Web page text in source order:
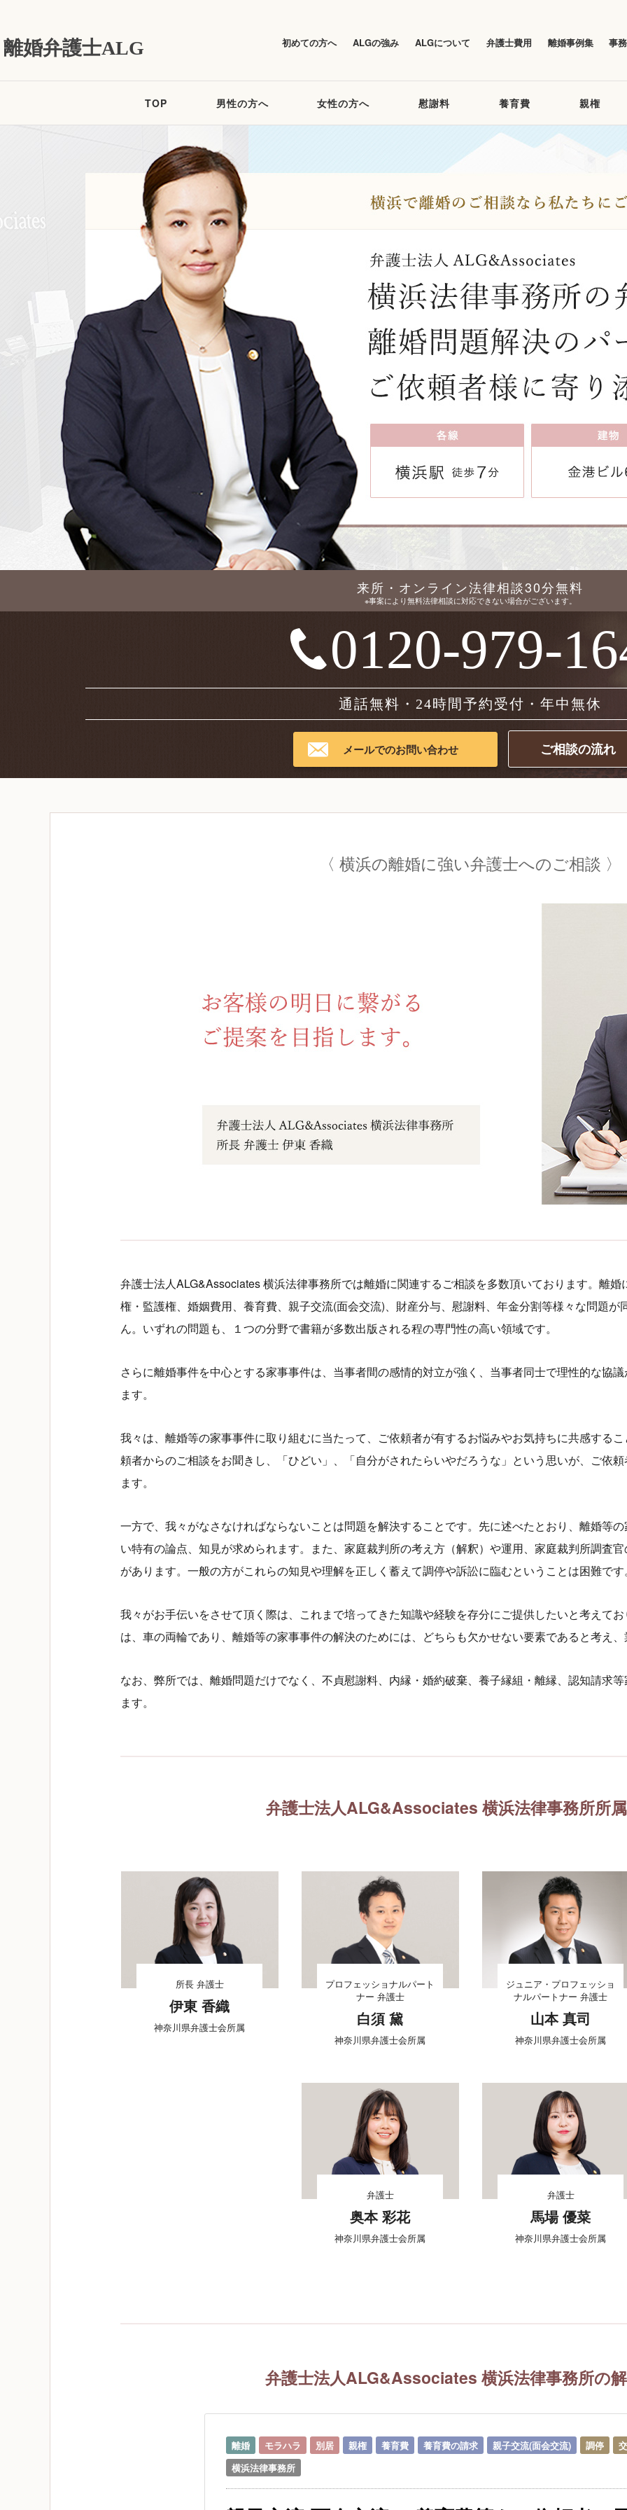
離婚弁護士ALG 初めての方へ ALGの強み ALGについて 弁護士費用 離婚事例集 事
TOP 男性の方へ 女性の方へ 慰謝料 養育費 親権
来所・オンライン法律相談30分無料
※事案により無料法律相談に対応できない場合がございます。
0120-979-
通話無料・24時間予約受付・年中無休
メールでのお問い合わせ ご相談の流れ
横浜の離婚に強い弁護士へのご相談
弁護士法人ALG&Associates 横浜法律事務所では離婚に関連するご相談を多数頂いております。離
権・監護権、婚姻費用、養育費、親子交流(面会交流)、財産分与、慰謝料、年金分割等様々な問題
ん。いずれの問題も、１つの分野で書籍が多数出版される程の専門性の高い領域です。
さらに離婚事件を中心とする家事事件は、当事者間の感情的対立が強く、当事者同士で理性的な協
ます。
我々は、離婚等の家事事件に取り組むに当たって、ご依頼者が有するお悩みやお気持ちに共感する
頼者からのご相談をお聞きし、「ひどい」、「自分がされたらいやだろうな」という思いが、ご依
ます。
一方で、我々がなさなければならないことは問題を解決することです。先に述べたとおり、離婚等
い特有の論点、知見が求められます。また、家庭裁判所の考え方（解釈）や運用、家庭裁判所調査
があります。一般の方がこれらの知見や理解を正しく蓄えて調停や訴訟に臨むということは困難で
我々がお手伝いをさせて頂く際は、これまで培ってきた知識や経験を存分にご提供したいと考えて
は、車の両輪であり、離婚等の家事事件の解決のためには、どちらも欠かせない要素であると考え
なお、弊所では、離婚問題だけでなく、不貞慰謝料、内縁・婚約破棄、養子縁組・離縁、認知請求
ます。
弁護士法人ALG&Associates 横浜法律事務所所
所長 弁護士
伊東 香織
神奈川県弁護士会所属
プロフェッショナルパート
ナー 弁護士
白須 黛
神奈川県弁護士会所属
ジュニア・プロフェッショ
ナルパートナー 弁護士
山本 真司
神奈川県弁護士会所属
弁護士
奥本 彩花
神奈川県弁護士会所属
弁護士
馬場 優菜
神奈川県弁護士会所属
弁護士法人ALG&Associates 横浜法律事務所の
離婚 モラハラ 別居 親権 養育費 養育費の請求 親子交流(面会交流) 調停
横浜法律事務所